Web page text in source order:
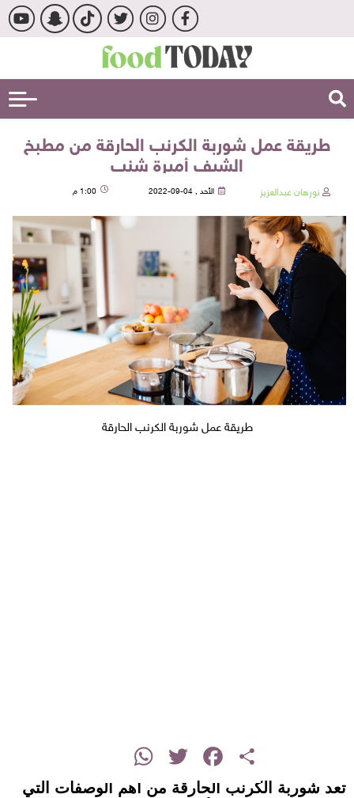
طريقة عمل شوربة الكرنب الحارقة من مطبخ
الشيف أميرة شنب
نورهان عبدالعزيز الأحد , 04-09-2022 1:00 م
طريقة عمل شوربة الكرنب الحارقة
Share
Facebook
Twitter
WhatsApp
تعد شوربة الكرنب الحارقة من أهم الوصفات التي